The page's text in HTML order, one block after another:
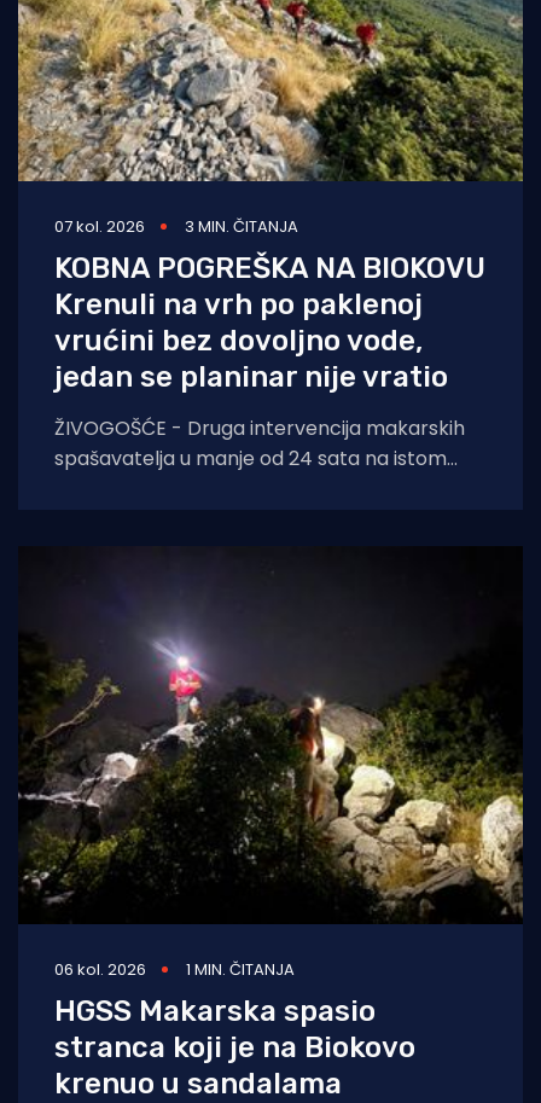
07 kol. 2026 3 MIN. ČITANJA
KOBNA POGREŠKA NA BIOKOVU
Krenuli na vrh po paklenoj
vrućini bez dovoljno vode,
jedan se planinar nije vratio
ŽIVOGOŠĆE - Druga intervencija makarskih
spašavatelja u manje od 24 sata na istom
06 kol. 2026 1 MIN. ČITANJA
HGSS Makarska spasio
stranca koji je na Biokovo
krenuo u sandalama